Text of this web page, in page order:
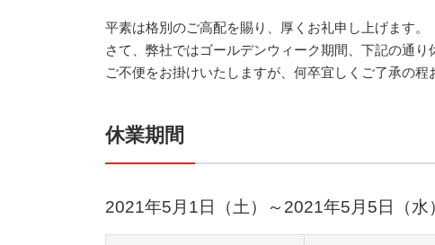
平素は格別のご高配を賜り、厚くお礼申し上げます。
さて、弊社ではゴールデンウィーク期間、下記の通り
ご不便をお掛けいたしますが、何卒宜しくご了承の程
休業期間
2021年5月1日（土）～2021年5月5日（水